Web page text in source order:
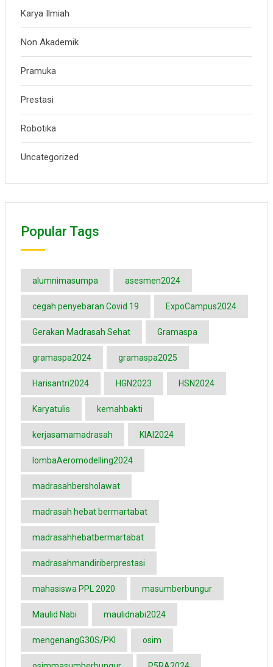
Karya Ilmiah
Non Akademik
Pramuka
Prestasi
Robotika
Uncategorized
Popular Tags
alumnimasumpa asesmen2024
cegah penyebaran Covid 19 ExpoCampus2024
Gerakan Madrasah Sehat Gramaspa
gramaspa2024 gramaspa2025
Harisantri2024 HGN2023 HSN2024
Karyatulis kemahbakti
kerjasamamadrasah KIAI2024
lombaAeromodelling2024
madrasahbersholawat
madrasah hebat bermartabat
madrasahhebatbermartabat
madrasahmandiriberprestasi
mahasiswa PPL 2020 masumberbungur
Maulid Nabi maulidnabi2024
mengenangG30S/PKI osim